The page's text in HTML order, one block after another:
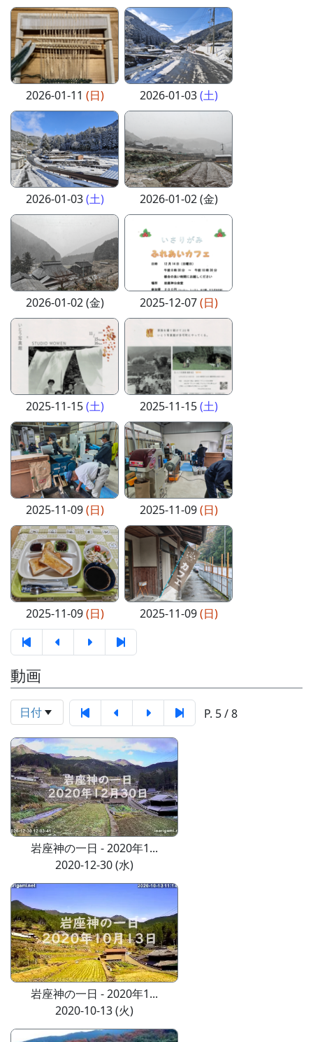
2026-01-11 (日) 2026-01-03(土)
2026-01-03(土) 2026-01-02 (金)
2026-01-02 (金) 2025-12-07(日)
2025-11-15(土) 2025-11-15(土)
2025-11-09(日) 2025-11-09(日)
2025-11-09(日) 2025-11-09(日)
動画
日付 P. 5 / 8
岩座神の一日 - 2020年1...
2020-12-30 (水)
岩座神の一日 - 2020年1...
2020-10-13 (火)